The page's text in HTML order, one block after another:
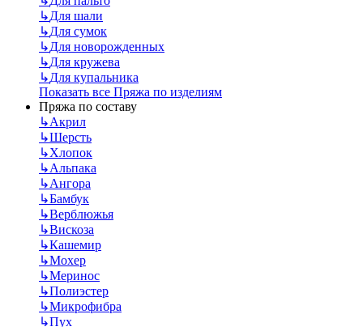
↳Для шали
↳Для сумок
↳Для новорожденных
↳Для кружева
↳Для купальника
Показать все Пряжа по изделиям
Пряжа по составу
↳Акрил
↳Шерсть
↳Хлопок
↳Альпака
↳Ангора
↳Бамбук
↳Верблюжья
↳Вискоза
↳Кашемир
↳Мохер
↳Меринос
↳Полиэстер
↳Микрофибра
↳Пух